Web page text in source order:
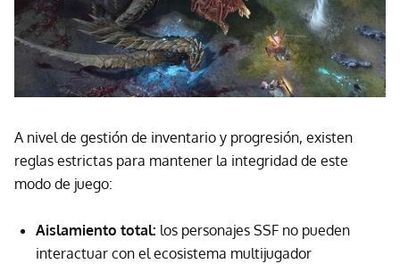
A nivel de gestión de inventario y progresión, existen
reglas estrictas para mantener la integridad de este
modo de juego:
Aislamiento total: los personajes SSF no pueden
interactuar con el ecosistema multijugador